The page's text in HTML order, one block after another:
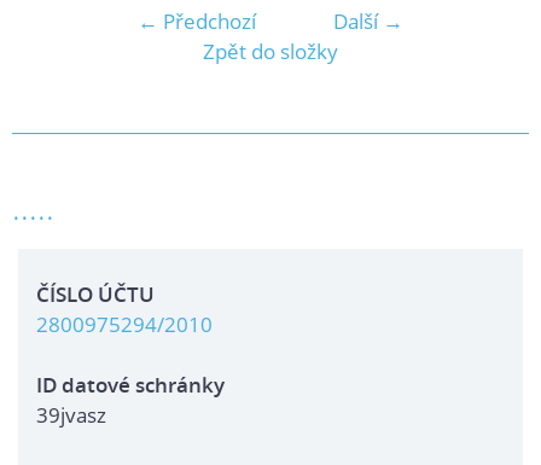
← Předchozí
Další →
Zpět do složky
.....
ČÍSLO ÚČTU
2800975294/2010
ID datové schránky
39jvasz